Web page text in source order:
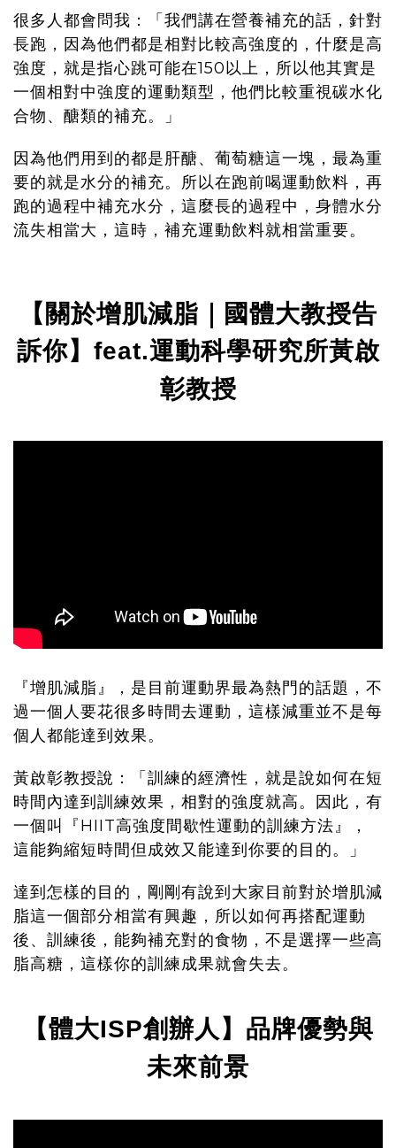
很多人都會問我：「我們講在營養補充的話，針對
長跑，因為他們都是相對比較高強度的，什麼是高
強度，就是指心跳可能在150以上，所以他其實是
一個相對中強度的運動類型，他們比較重視碳水化
合物、醣類的補充。」
因為他們用到的都是肝醣、葡萄糖這一塊，最為重
要的就是水分的補充。所以在跑前喝運動飲料，再
跑的過程中補充水分，這麼長的過程中，身體水分
流失相當大，這時，補充運動飲料就相當重要。
【關於增肌減脂｜國體大教授告
訴你】 feat.運動科學研究所黃啟
彰教授
『增肌減脂』，是目前運動界最為熱門的話題，不
過一個人要花很多時間去運動，這樣減重並不是每
個人都能達到效果。
黃啟彰教授說：「訓練的經濟性，就是說如何在短
時間內達到訓練效果，相對的強度就高。因此，有
一個叫『HIIT高強度間歇性運動的訓練方法』，
這能夠縮短時間但成效又能達到你要的目的。」
達到怎樣的目的，剛剛有說到大家目前對於增肌減
脂這一個部分相當有興趣，所以如何再搭配運動
後、訓練後，能夠補充對的食物，不是選擇一些高
脂高糖，這樣你的訓練成果就會失去。
【體大ISP創辦人】品牌優勢與
未來前景